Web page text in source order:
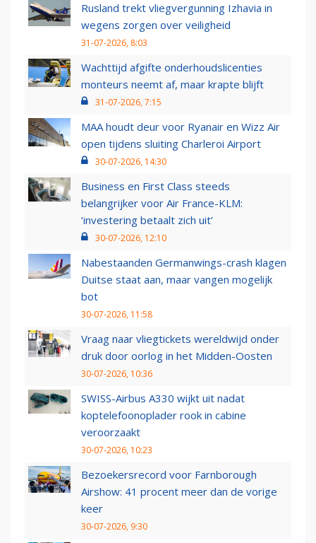
Rusland trekt vliegvergunning Izhavia in
wegens zorgen over veiligheid
31-07-2026, 8:03
Wachttijd afgifte onderhoudslicenties
monteurs neemt af, maar krapte blijft
31-07-2026, 7:15
MAA houdt deur voor Ryanair en Wizz Air
open tijdens sluiting Charleroi Airport
30-07-2026, 14:30
Business en First Class steeds
belangrijker voor Air France-KLM:
‘investering betaalt zich uit’
30-07-2026, 12:10
Nabestaanden Germanwings-crash klagen
Duitse staat aan, maar vangen mogelijk
bot
30-07-2026, 11:58
Vraag naar vliegtickets wereldwijd onder
druk door oorlog in het Midden-Oosten
30-07-2026, 10:36
SWISS-Airbus A330 wijkt uit nadat
koptelefoonoplader rook in cabine
veroorzaakt
30-07-2026, 10:23
Bezoekersrecord voor Farnborough
Airshow: 41 procent meer dan de vorige
keer
30-07-2026, 9:30